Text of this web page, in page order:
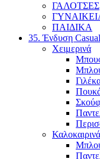
ΓΑΛΟΤΣΕΣ
ΠΑΙΔΙΚΑ
35. Ένδυση Casual
Χειμερινά
Καλοκαιρινά